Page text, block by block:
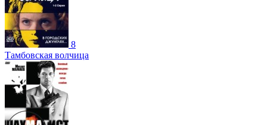
8
Тамбовская волчица